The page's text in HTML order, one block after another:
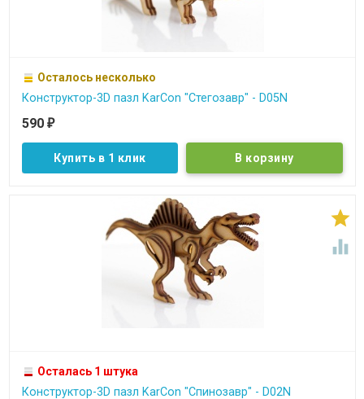
Осталось несколько
Конструктор-3D пазл KarCon "Стегозавр" - D05N
590 ₽
Купить в 1 клик


Осталась 1 штука
Конструктор-3D пазл KarCon "Спинозавр" - D02N